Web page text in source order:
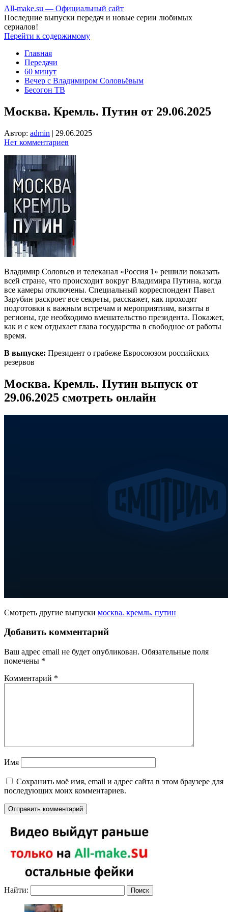
All-make.su — Официальный сайт
Последние выпуски передач и новые серии любимых
сериалов!
Перейти к содержимому
Главная
Передачи
60 минут
Вечер с Владимиром Соловьёвым
Бесогон ТВ
Москва. Кремль. Путин от 29.06.2025
Автор: admin | 29.06.2025
Нет комментариев
Владимир Соловьев и телеканал «Россия 1» решили показать
всей стране, что происходит вокруг Владимира Путина, когда
все камеры отключены. Специальный корреспондент Павел
Зарубин раскроет все секреты, расскажет, как проходят
подготовки к важным встречам и мероприятиям, визиты в
регионы, где необходимо вмешательство президента. Покажет,
как и с кем отдыхает глава государства в свободное от работы
время.
В выпуске: Президент о грабеже Евросоюзом российских
резервов
Москва. Кремль. Путин выпуск от
29.06.2025 смотреть онлайн
Смотреть другие выпуски москва. кремль. путин
Добавить комментарий
Ваш адрес email не будет опубликован. Обязательные поля
помечены *
Комментарий *
Имя
Сохранить моё имя, email и адрес сайта в этом браузере для
последующих моих комментариев.
Найти: